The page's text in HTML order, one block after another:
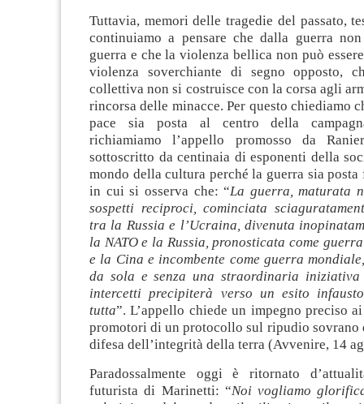
Tuttavia, memori delle tragedie del passato,
continuiamo a pensare che dalla guerra
guerra e che la violenza bellica non può
violenza soverchiante di segno opposto,
collettiva non si costruisce con la corsa agli
rincorsa delle minacce. Per questo chiediamo
pace sia posta al centro della
richiamiamo l’appello promosso da
sottoscritto da centinaia di esponenti della
mondo della cultura perché la guerra sia
in cui si osserva che: “La guerra, maturata
sospetti reciproci, cominciata
tra la Russia e l’Ucraina, divenuta
la NATO e la Russia, pronosticata come
e la Cina e incombente come guerra
da sola e senza una straordinaria
intercetti precipiterà verso un esito
tutta”. L’appello chiede un impegno preciso
promotori di un protocollo sul ripudio sovrano
difesa dell’integrità della terra (Avvenire, 14
Paradossalmente oggi è ritornato
futurista di Marinetti: “Noi vogliamo